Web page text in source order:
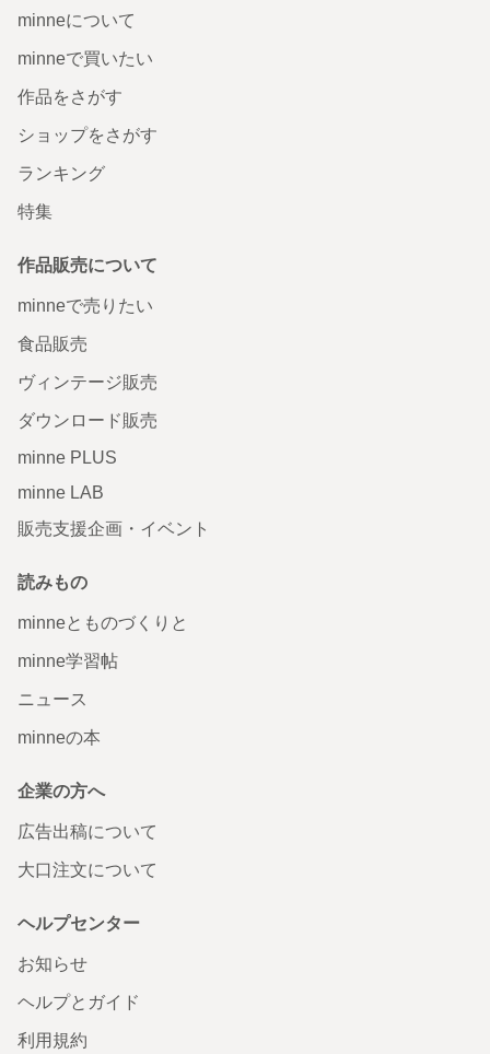
minneについて
minneで買いたい
作品をさがす
ショップをさがす
ランキング
特集
作品販売について
minneで売りたい
食品販売
ヴィンテージ販売
ダウンロード販売
minne PLUS
minne LAB
販売支援企画・イベント
読みもの
minneとものづくりと
minne学習帖
ニュース
minneの本
企業の方へ
広告出稿について
大口注文について
ヘルプセンター
お知らせ
ヘルプとガイド
利用規約